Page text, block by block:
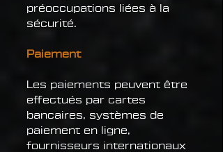
préoccupations liées à la
sécurité.
Paiement
Les paiements peuvent être
effectués par cartes
bancaires, systèmes de
paiement en ligne,
fournisseurs internationaux